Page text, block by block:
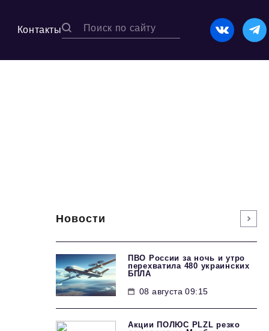
Контакты
Новости
ПВО России за ночь и утро
перехватила 480 украинских
БПЛА
08 августа 09:15
Акции ПОЛЮС PLZL резко